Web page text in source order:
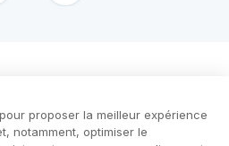
Nous suivre